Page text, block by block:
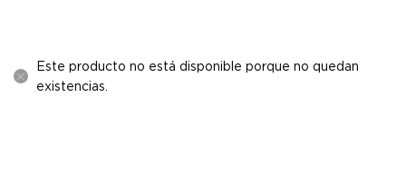
Este producto no está disponible porque no quedan
existencias.